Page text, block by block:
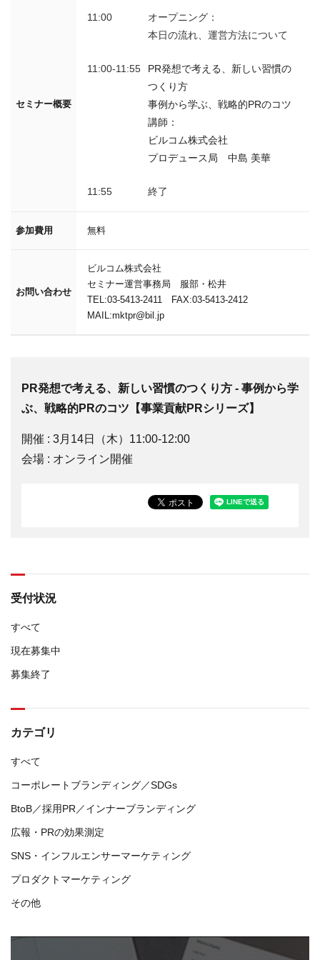
セミナー概要
11:00
オープニング：
本日の流れ、運営方法について
11:00-11:55
PR発想で考える、新しい習慣の
つくり方
事例から学ぶ、戦略的PRのコツ
講師：
ビルコム株式会社
プロデュース局 中島 美華
11:55 終了
参加費用 無料
お問い合わせ
ビルコム株式会社
セミナー運営事務局 服部・松井
TEL:03-5413-2411 FAX:03-5413-2412
MAIL:mktpr@bil.jp
PR発想で考える、新しい習慣のつくり方 - 事例から学
ぶ、戦略的PRのコツ【事業貢献PRシリーズ】
開催 : 3月14日（木）11:00-12:00
会場 : オンライン開催
受付状況
すべて
現在募集中
募集終了
カテゴリ
すべて
コーポレートブランディング／SDGs
BtoB／採用PR／インナーブランディング
広報・PRの効果測定
SNS・インフルエンサーマーケティング
プロダクトマーケティング
その他